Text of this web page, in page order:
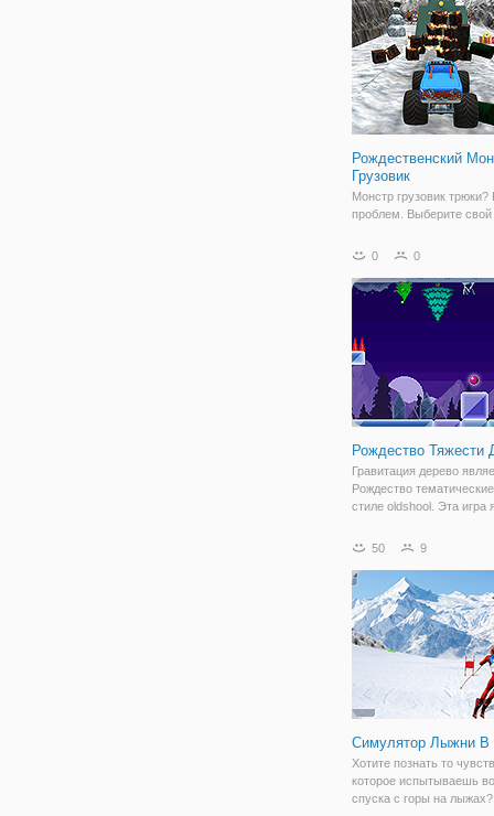
100
Рождественский
Грузовик
Монстр грузовик трюки?
проблем. Выберите свой
доказать свои навыки
Особенности: •
несколько грузовиков-
0 0
Рождество Тяжести
Гравитация дерево
Рождество
стиле oldshool. Эта игра
запущенного дерева с
гравитации!
50 9
Симулятор Лыжни В
Хотите познать то
которое испытываешь
спуска с горы на лыжах?